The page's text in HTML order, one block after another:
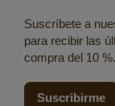
Suscríbete a
para recibir las
compra del 10 %.
Suscribirme